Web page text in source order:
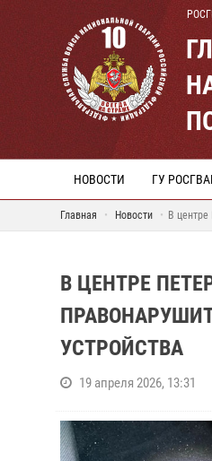
НОВОСТИ ГУ
Главная Новости В
В ЦЕНТРЕ
УСТРОЙСТВА
19 апреля 2026, 13:31